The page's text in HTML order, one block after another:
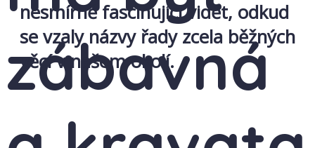
zábavná
nesmírně fascinující vidět, odkud
se vzaly názvy řady zcela běžných
věcí v našem okolí.